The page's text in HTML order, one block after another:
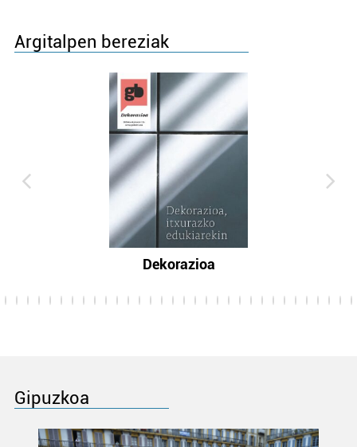
Argitalpen bereziak
Dekorazioa
Gipuzkoa